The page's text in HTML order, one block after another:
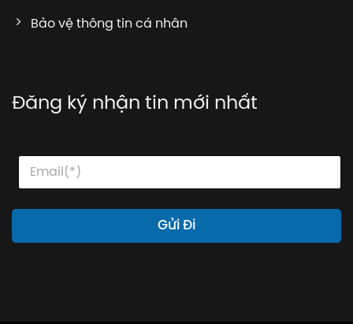
Bảo vệ thông tin cá nhân
Đăng ký nhận tin mới nhất
l
E
l
E
a
i
Gửi Đi